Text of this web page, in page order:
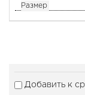
Размер
Добавить к